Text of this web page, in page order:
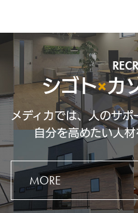
シゴト×カ
メディカでは、人のサ
自分を高めたい人
MORE